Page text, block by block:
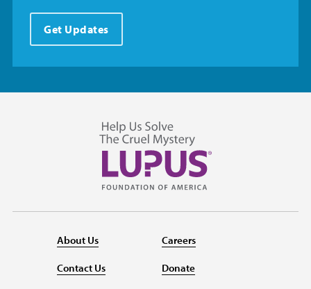
Get Updates
About Us
Contact Us
Careers
Donate